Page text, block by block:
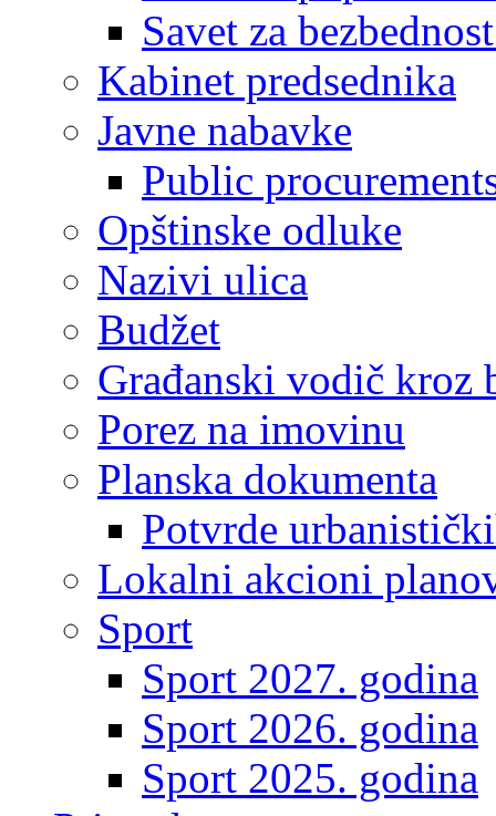
Savet za
Kabinet predsednika
Javne nabavke
Public
Opštinske odluke
Nazivi ulica
Budžet
Građanski vodič kroz
Porez na imovinu
Planska dokumenta
Potvrde
Lokalni akcioni
Sport
Sport 2027. godina
Sport 2026. godina
Sport 2025. godina